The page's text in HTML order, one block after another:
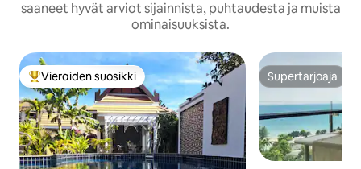
saaneet hyvät arviot sijainnista, puhtaudesta ja muista
ominaisuuksista.
Vieraiden suosikkien parhaimmistoa
Vieraiden suosikki Supertarjoaja
Supertarjoaja